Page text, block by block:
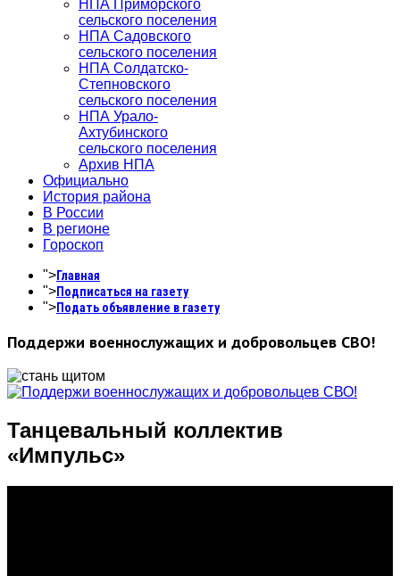
НПА Приморского
сельского поселения
НПА Садовского
сельского поселения
НПА Солдатско-
Степновского
сельского поселения
НПА Урало-
Ахтубинского
сельского поселения
Архив НПА
Официально
История района
В России
В регионе
Гороскоп
">Главная
">Подписаться на газету
">Подать объявление в газету
Поддержи военнослужащих и добровольцев СВО!
Танцевальный коллектив
«Импульс»